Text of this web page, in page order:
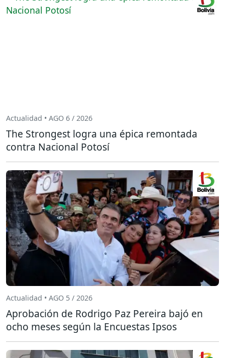
Actualidad • AGO 6 / 2026
The Strongest logra una épica remontada
contra Nacional Potosí
Actualidad • AGO 5 / 2026
Aprobación de Rodrigo Paz Pereira bajó en
ocho meses según la Encuestas Ipsos